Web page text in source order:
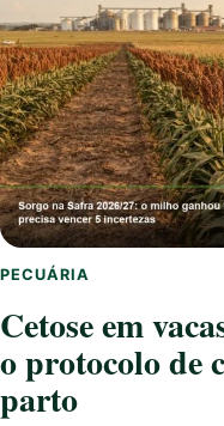
PECUÁRIA
Cetose em
o protocolo de
parto